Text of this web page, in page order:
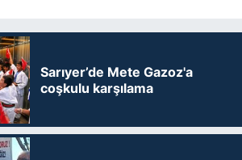
Sarıyer’de Mete Gazoz'a
coşkulu karşılama